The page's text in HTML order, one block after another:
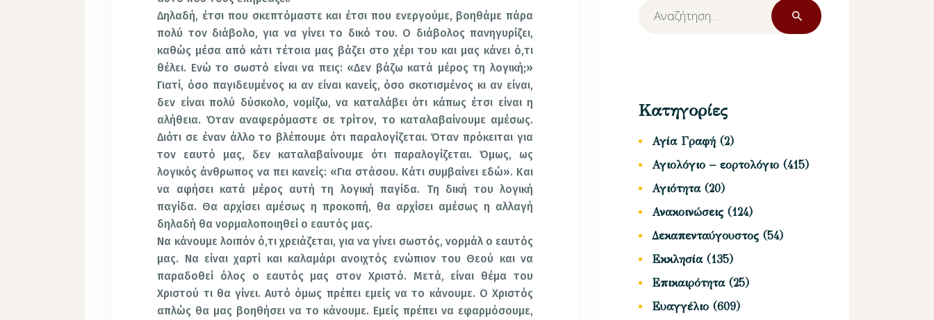
Δηλαδή, έτσι που σκεπτόμαστε και έτσι που ενεργούμε, βοηθάμε πάρα
πολύ τον διάβολο, για να γίνει το δικό του. Ο διάβολος πανηγυρίζει,
καθώς μέσα από κάτι τέτοια μας βάζει στο χέρι του και μας κάνει ό,τι
θέλει. Ενώ το σωστό είναι να πεις: «Δεν βάζω κατά μέρος τη λογική;»
Γιατί, όσο παγιδευμένος κι αν είναι κανείς, όσο σκοτισμένος κι αν είναι,
δεν είναι πολύ δύσκολο, νομίζω, να καταλάβει ότι κάπως έτσι είναι η
αλήθεια. Όταν αναφερόμαστε σε τρίτον, το καταλαβαίνουμε αμέσως.
Διότι σε έναν άλλο το βλέπουμε ότι παραλογίζεται. Όταν πρόκειται για
τον εαυτό μας, δεν καταλαβαίνουμε ότι παραλογίζεται. Όμως, ως
λογικός άνθρωπος να πει κανείς: «Για στάσου. Κάτι συμβαίνει εδώ». Και
να αφήσει κατά μέρος αυτή τη λογική παγίδα. Τη δική του λογική
παγίδα. Θα αρχίσει αμέσως η προκοπή, θα αρχίσει αμέσως η αλλαγή
δηλαδή θα νορμαλοποιηθεί ο εαυτός μας.
Να κάνουμε λοιπόν ό,τι χρειάζεται, για να γίνει σωστός, νορμάλ ο εαυτός
μας. Να είναι χαρτί και καλαμάρι ανοιχτός ενώπιον του Θεού και να
παραδοθεί όλος ο εαυτός μας στον Χριστό. Μετά, είναι θέμα του
Χριστού τι θα γίνει. Αυτό όμως πρέπει εμείς να το κάνουμε. Ο Χριστός
απλώς θα μας βοηθήσει να το κάνουμε. Εμείς πρέπει να εφαρμόσουμε,
Αναζήτηση
για:
Κατηγορίες
Αγία Γραφή (2)
Αγιολόγιο – εορτολόγιο (415)
Αγιότητα(20)
Ανακοινώσεις (124)
Δεκαπενταύγουστος (54)
Εκκλησία(135)
Επικαιρότητα(25)
Ευαγγέλιο (609)